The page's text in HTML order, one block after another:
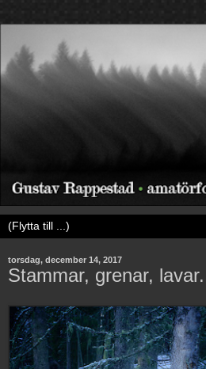
torsdag, december 14, 2017
Stammar, grenar,